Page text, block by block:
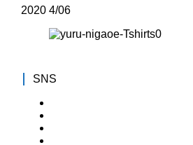
2020 4/06
SNS